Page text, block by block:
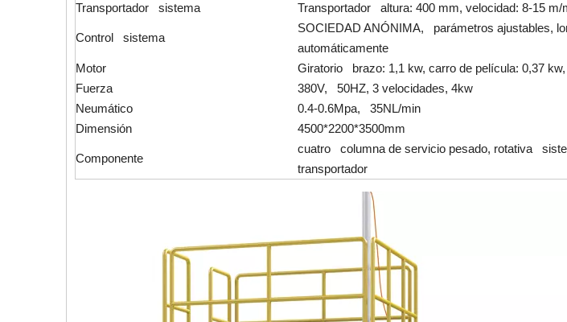
Transportador sistema
Transportador altura: 400 mm, velocidad: 8-15 m/
Control sistema
SOCIEDAD ANÓNIMA, parámetros ajustables,
automáticamente
Motor
Giratorio brazo: 1,1 kw, carro de película: 0,37
Fuerza
380V, 50HZ, 3 velocidades, 4kw
Neumático
0.4-0.6Mpa, 35NL/min
Dimensión
4500*2200*3500mm
Componente
cuatro columna de servicio pesado, rotativa
transportador